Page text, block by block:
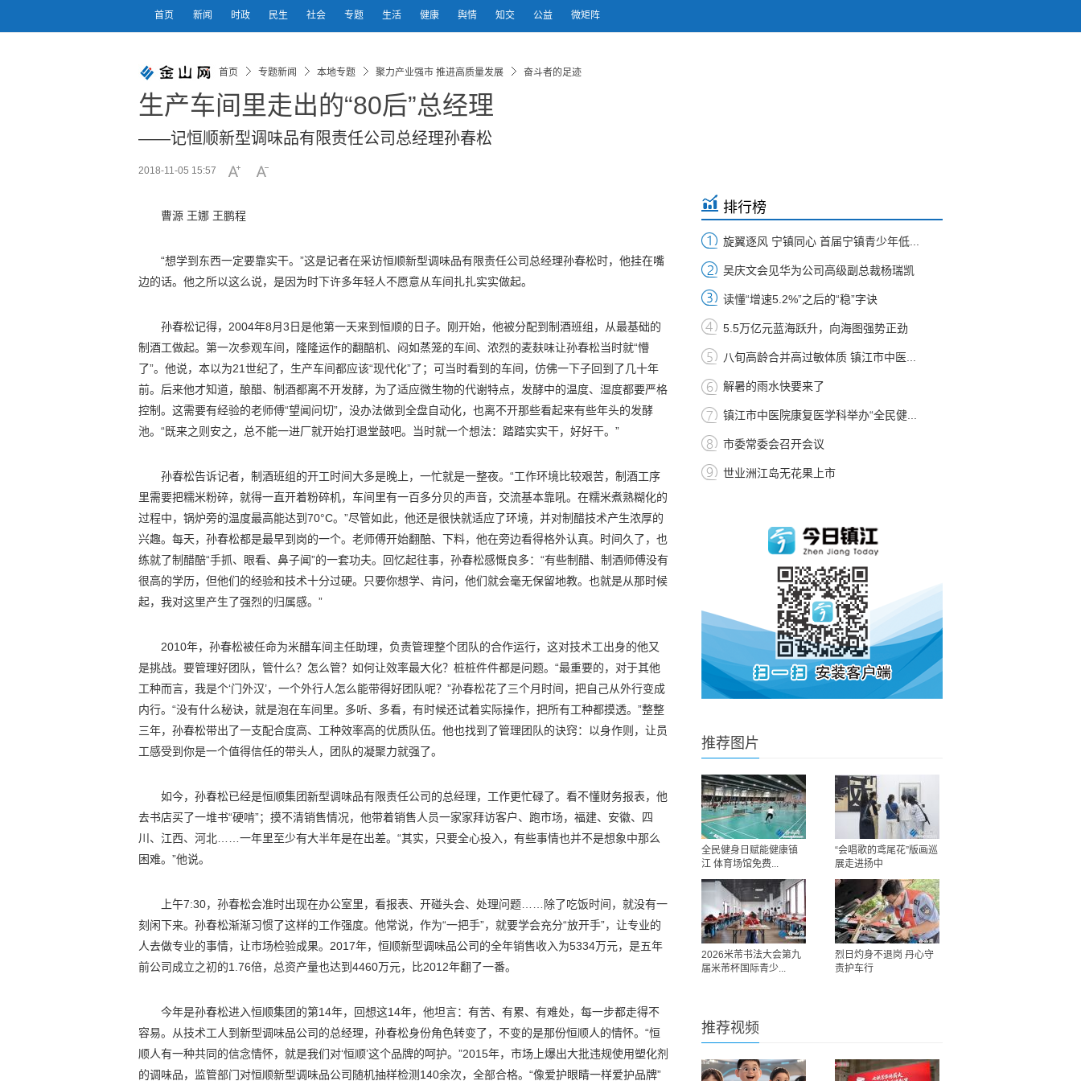
首页 新闻 时政 民生 社会 专题 生活 健康 舆情 知交 公益 微矩阵
首页 专题新闻 本地专题 聚力产业强市 推进高质量发展 奋斗者的足迹
生产车间里走出的“80后”总经理
——记恒顺新型调味品有限责任公司总经理孙春松
2018-11-05 15:57
曹源 王娜 王鹏程
“想学到东西一定要靠实干。”这是记者在采访恒顺新型调味品有限责任公司总经理孙春松时，他挂在嘴
边的话。他之所以这么说，是因为时下许多年轻人不愿意从车间扎扎实实做起。
孙春松记得，2004年8月3日是他第一天来到恒顺的日子。刚开始，他被分配到制酒班组，从最基础的
制酒工做起。第一次参观车间，隆隆运作的翻醅机、闷如蒸笼的车间、浓烈的麦麸味让孙春松当时就“懵
了”。他说，本以为21世纪了，生产车间都应该“现代化”了；可当时看到的车间，仿佛一下子回到了几十年
前。后来他才知道，酿醋、制酒都离不开发酵，为了适应微生物的代谢特点，发酵中的温度、湿度都要严格
控制。这需要有经验的老师傅“望闻问切”，没办法做到全盘自动化，也离不开那些看起来有些年头的发酵
池。“既来之则安之，总不能一进厂就开始打退堂鼓吧。当时就一个想法：踏踏实实干，好好干。”
孙春松告诉记者，制酒班组的开工时间大多是晚上，一忙就是一整夜。“工作环境比较艰苦，制酒工序
里需要把糯米粉碎，就得一直开着粉碎机，车间里有一百多分贝的声音，交流基本靠吼。在糯米煮熟糊化的
过程中，锅炉旁的温度最高能达到70°C。”尽管如此，他还是很快就适应了环境，并对制醋技术产生浓厚的
兴趣。每天，孙春松都是最早到岗的一个。老师傅开始翻醅、下料，他在旁边看得格外认真。时间久了，也
练就了制醋醅“手抓、眼看、鼻子闻”的一套功夫。回忆起往事，孙春松感慨良多：“有些制醋、制酒师傅没有
很高的学历，但他们的经验和技术十分过硬。只要你想学、肯问，他们就会毫无保留地教。也就是从那时候
起，我对这里产生了强烈的归属感。”
2010年，孙春松被任命为米醋车间主任助理，负责管理整个团队的合作运行，这对技术工出身的他又
是挑战。要管理好团队，管什么？怎么管？如何让效率最大化？桩桩件件都是问题。“最重要的，对于其他
工种而言，我是个‘门外汉’，一个外行人怎么能带得好团队呢？”孙春松花了三个月时间，把自己从外行变成
内行。“没有什么秘诀，就是泡在车间里。多听、多看，有时候还试着实际操作，把所有工种都摸透。”整整
三年，孙春松带出了一支配合度高、工种效率高的优质队伍。他也找到了管理团队的诀窍：以身作则，让员
工感受到你是一个值得信任的带头人，团队的凝聚力就强了。
如今，孙春松已经是恒顺集团新型调味品有限责任公司的总经理，工作更忙碌了。看不懂财务报表，他
去书店买了一堆书“硬啃”；摸不清销售情况，他带着销售人员一家家拜访客户、跑市场，福建、安徽、四
川、江西、河北……一年里至少有大半年是在出差。“其实，只要全心投入，有些事情也并不是想象中那么
困难。”他说。
上午7:30，孙春松会准时出现在办公室里，看报表、开碰头会、处理问题……除了吃饭时间，就没有一
刻闲下来。孙春松渐渐习惯了这样的工作强度。他常说，作为“一把手”，就要学会充分“放开手”，让专业的
人去做专业的事情，让市场检验成果。2017年，恒顺新型调味品公司的全年销售收入为5334万元，是五年
前公司成立之初的1.76倍，总资产量也达到4460万元，比2012年翻了一番。
今年是孙春松进入恒顺集团的第14年，回想这14年，他坦言：有苦、有累、有难处，每一步都走得不
容易。从技术工人到新型调味品公司的总经理，孙春松身份角色转变了，不变的是那份恒顺人的情怀。“恒
顺人有一种共同的信念情怀，就是我们对‘恒顺’这个品牌的呵护。”2015年，市场上爆出大批违规使用塑化剂
的调味品，监管部门对恒顺新型调味品公司随机抽样检测140余次，全部合格。“像爱护眼睛一样爱护品牌”
排行榜
旋翼逐风 宁镇同心 首届宁镇青少年低...
吴庆文会见华为公司高级副总裁杨瑞凯
读懂“增速5.2%”之后的“稳”字诀
5.5万亿元蓝海跃升，向海图强势正劲
八旬高龄合并高过敏体质 镇江市中医...
解暑的雨水快要来了
镇江市中医院康复医学科举办“全民健...
市委常委会召开会议
世业洲江岛无花果上市
推荐图片
全民健身日赋能健康镇
江 体育场馆免费...
“会唱歌的鸢尾花”版画巡
展走进扬中
2026米芾书法大会第九
届米芾杯国际青少...
烈日灼身不退岗 丹心守
责护车行
推荐视频